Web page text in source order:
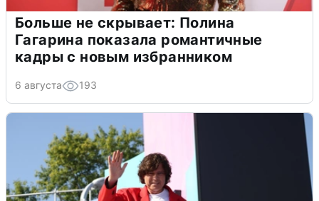
Больше не скрывает: Полина
Гагарина показала романтичные
кадры с новым избранником
6 августа 193